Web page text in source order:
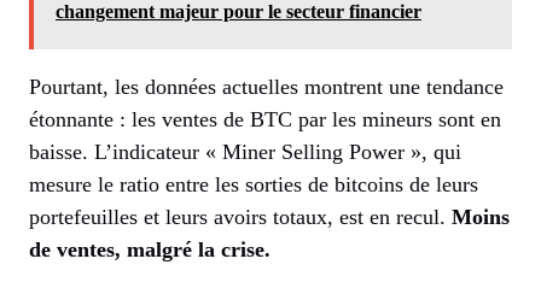
changement majeur pour le secteur financier
Pourtant, les données actuelles montrent une tendance
étonnante : les ventes de BTC par les mineurs sont en
baisse. L’indicateur « Miner Selling Power », qui
mesure le ratio entre les sorties de bitcoins de leurs
portefeuilles et leurs avoirs totaux, est en recul. Moins
de ventes, malgré la crise.